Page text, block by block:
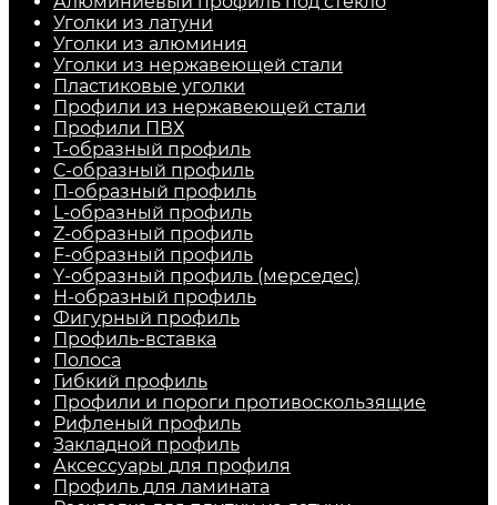
Уголки из латуни
Уголки из алюминия
Уголки из нержавеющей стали
Пластиковые уголки
Профили из нержавеющей стали
Профили ПВХ
Т-образный профиль
С-образный профиль
П-образный профиль
L-образный профиль
Z-образный профиль
F-образный профиль
Y-образный профиль (мерседес)
H-образный профиль
Фигурный профиль
Профиль-вставка
Полоса
Гибкий профиль
Профили и пороги противоскользящие
Рифленый профиль
Закладной профиль
Аксессуары для профиля
Профиль для ламината